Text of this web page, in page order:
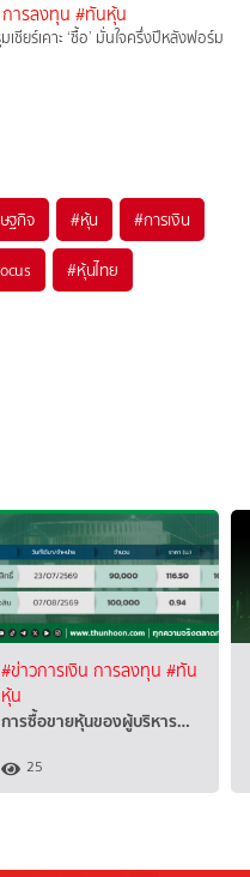
การลงทุน #ทันหุ้น
เชียร์เคาะ ‘ซื้อ’ มั่นใจครึ่งปีหลังฟอร์ม
ฐกิจ #หุ้น #การเงิน
#หุ้นไทย
#ข่าวการเงิน การลงทุน #ทัน
หุ้น
การซื้อขายหุ้นของผู้บริหาร…
25